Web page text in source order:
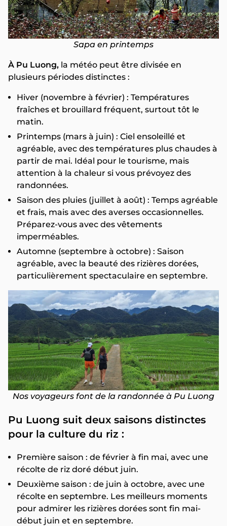
Sapa en printemps
À Pu Luong, la météo peut être divisée en
plusieurs périodes distinctes :
Hiver (novembre à février) : Températures
fraîches et brouillard fréquent, surtout tôt le
matin.
Printemps (mars à juin) : Ciel ensoleillé et
agréable, avec des températures plus chaudes à
partir de mai. Idéal pour le tourisme, mais
attention à la chaleur si vous prévoyez des
randonnées.
Saison des pluies (juillet à août) : Temps agréable
et frais, mais avec des averses occasionnelles.
Préparez-vous avec des vêtements
imperméables.
Automne (septembre à octobre) : Saison
agréable, avec la beauté des rizières dorées,
particulièrement spectaculaire en septembre.
Nos voyageurs font de la randonnée à Pu Luong
Pu Luong suit deux saisons distinctes
pour la culture du riz :
Première saison : de février à fin mai, avec une
récolte de riz doré début juin.
Deuxième saison : de juin à octobre, avec une
récolte en septembre. Les meilleurs moments
pour admirer les rizières dorées sont fin mai-
début juin et en septembre.